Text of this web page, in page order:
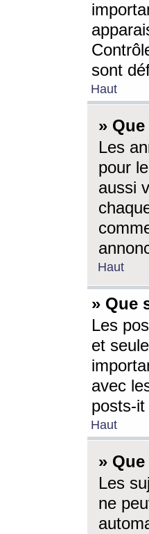
sont
Haut
»
Les
pour
aussi
Haut
» Que
Les
et
avec
posts-it
Haut
»
Les
ne